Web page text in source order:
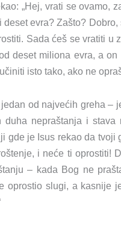
„Hej, vrati se ovamo,
evra? Zašto?
Sada ćeš se vratiti u
deset miliona evra, a
isto tako, ako ne
od najvećih greha –
nepraštanja i stava
gde je Isus rekao da tvoji
i neće ti oprostiti!
– kada Bog ne
oprostio slugi, a kasnije